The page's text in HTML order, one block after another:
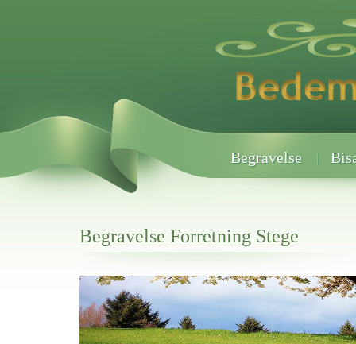
Begravelse
Begravelse Forretning Stege
Her hos os får du altid en god afslutning når det gælder
Begravelse Forretning Stege
vi hjælper i alle faser af begravelsel